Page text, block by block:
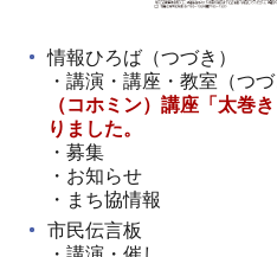
情報ひろば（つづき）
・講演・講座・教室（つ
（コホミン）講座「太巻
りました。
・募集
・お知らせ
・まち協情報
市民伝言板